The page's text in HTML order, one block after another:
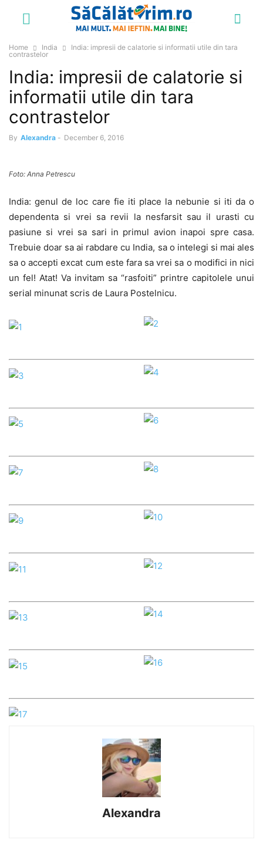
Home India
India: impresii de calatorie si informatii utile din tara
contrastelor
India: impresii de calatorie si
informatii utile din tara
contrastelor
By Alexandra - December 6, 2016
Foto: Anna Petrescu
India: genul de loc care fie iti place la nebunie si iti da o
dependenta si vrei sa revii la nesfarsit sau il urasti cu
pasiune si vrei sa sari in primul avion inapoi spre casa.
Trebuie doar sa ai rabdare cu India, sa o intelegi si mai ales
sa o accepti excat cum este fara sa vrei sa o modifici in nici
un fel! Atat! Va invitam sa “rasfoiti” printre capitolele unui
serial minunat scris de Laura Postelnicu.
Alexandra